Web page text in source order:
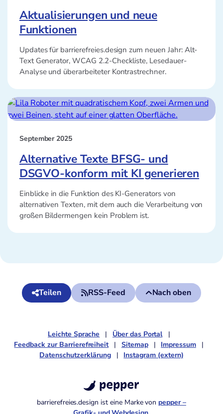
Aktualisierungen und neue
Funktionen
Updates für barrierefreies.design zum neuen Jahr: Alt-
Text Generator, WCAG 2.2-Checkliste, Lesedauer-
Analyse und überarbeiteter Kontrastrechner.
September 2025
Alternative Texte BFSG- und
DSGVO-konform mit KI generieren
Einblicke in die Funktion des KI-Generators von
alternativen Texten, mit dem auch die Verarbeitung von
großen Bildermengen kein Problem ist.
Teilen RSS-Feed Nach oben
Leichte Sprache
Über das Portal
Feedback zur Barrierefreiheit
Sitemap
Impressum
Datenschutzerklärung
Instagram (extern)
pepper
barrierefreies.design ist eine Marke von pepper –